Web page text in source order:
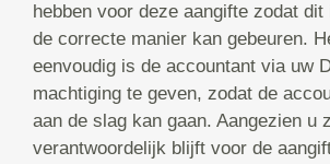
hebben voor deze aangifte zodat
de correcte manier kan gebeuren.
eenvoudig is de accountant via uw
machtiging te geven, zodat de
aan de slag kan gaan. Aangezien u
verantwoordelijk blijft voor de